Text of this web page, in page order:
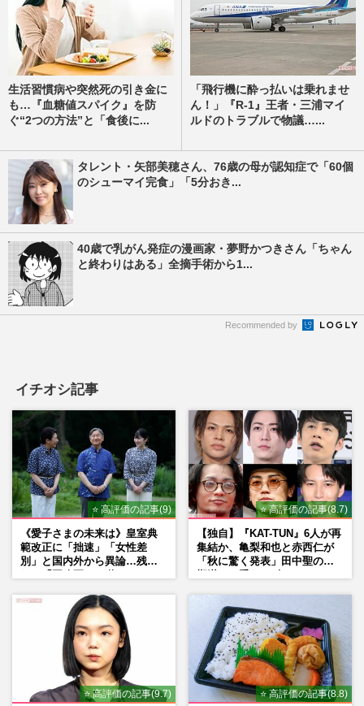
生活習慣病や突然死の引き金に
も…『血糖値スパイク』を防
ぐ“2つの方法”と「食後に...
「飛行機に酔っ払いは乗れませ
ん！」『R-1』王者・三浦マイ
ルドのトラブルで物議…...
タレント・矢部美穂さん、76歳の母が認知症で「60個
のシューマイ完食」「5分おき...
40歳で乳がん発症の漫画家・夢野かつきさん「ちゃん
と終わりはある」全摘手術から1...
Recommended by
イチオシ記事
⭐ 高評価の記事(9)
《愛子さまの未来は》皇室典
範改正に「拙速」「女性差
別」と国内外から異論…残さ
⭐ 高評価の記事(8.7)
【独自】『KAT-TUN』6人が再
集結か、亀梨和也と赤西仁が
「秋に驚く発表」田中聖の刑
⭐ 高評価の記事(9.7) ⭐ 高評価の記事(8.8)